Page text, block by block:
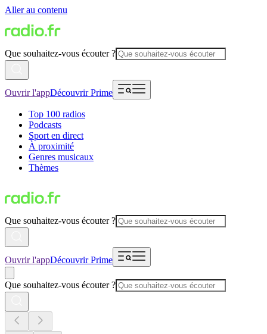
Aller au contenu
Que souhaitez-vous écouter ?
Ouvrir l'appDécouvrir Prime
Top 100 radios
Podcasts
Sport en direct
À proximité
Genres musicaux
Thèmes
Que souhaitez-vous écouter ?
Ouvrir l'appDécouvrir Prime
Que souhaitez-vous écouter ?